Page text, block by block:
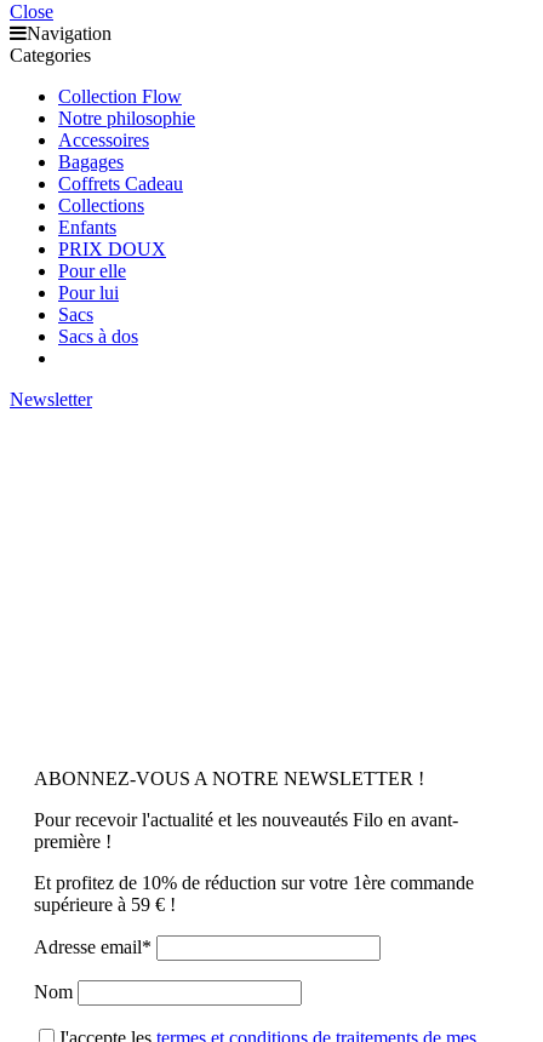
Close
Navigation
Categories
Collection Flow
Notre philosophie
Accessoires
Bagages
Coffrets Cadeau
Collections
Enfants
PRIX DOUX
Pour elle
Pour lui
Sacs
Sacs à dos
Newsletter
ABONNEZ-VOUS A NOTRE NEWSLETTER !
Pour recevoir l'actualité et les nouveautés Filo en avant-
première !
Et profitez de 10% de réduction sur votre 1ère commande
supérieure à 59 € !
Adresse email*
Nom